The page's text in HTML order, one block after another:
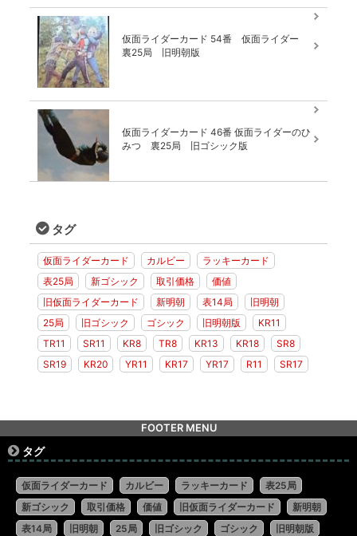
仮面ライダーカード 54番 仮面ライダー
裏25局 旧明朝版
仮面ライダーカード 46番 仮面ライダーのひ
みつ 裏25局 旧ゴシック版
タグ
仮面ライダーカード カルビー
ラッキーカード
表25局
新ゴシック 取引価格
価値
旧仮面ライダーカード
新明朝 表14局
旧明朝
25局
旧ゴシック ゴシック 旧明朝版
KR11
TR11
SR11 KR8 TR8 KR13 KR18
SR8
SR19
KR20 YR11 KR17 YR17 R11 SR17
FOOTER MENU
タグ
仮面ライダーカード カルビー ラッキーカード
表25局
新ゴシック
取引価格 価値 旧仮面ライダーカード
新明朝
表14局
旧明朝 25局 旧ゴシック ゴシック 旧明朝版